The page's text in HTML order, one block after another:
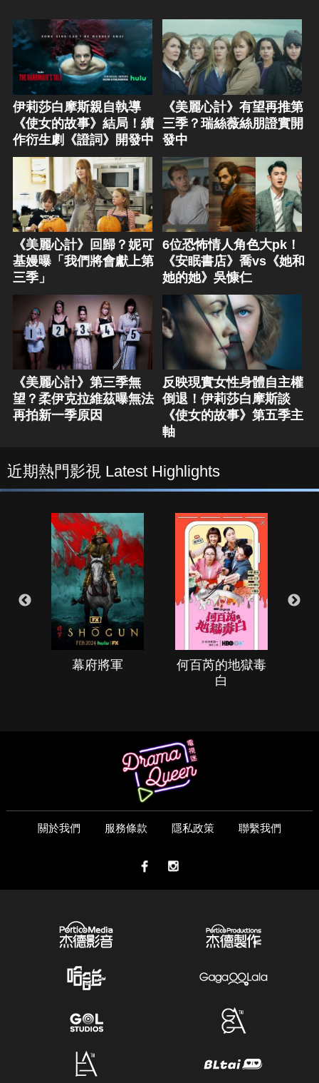
伊莉莎白摩斯親自執導
《使女的故事》結局！續
作衍生劇《證詞》開發中
《美麗心計》有望再推第
三季？瑞絲薇絲朋證實開
發中
《美麗心計》回歸？妮可
基嫚曝「我們將會獻上第
三季」
6位恐怖情人角色大pk！
《安眠書店》喬vs《她和
她的她》吳慷仁
《美麗心計》第三季無
望？柔伊克拉維茲曝無法
再拍新一季原因
反映現實女性身體自主權
倒退！伊莉莎白摩斯談
《使女的故事》第五季主
軸
近期熱門影視 Latest Highlights
幕府將軍
何百芮的地獄毒
白
關於我們 服務條款 隱私政策 聯繫我們